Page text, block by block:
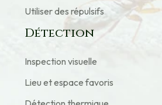
Utiliser des répulsifs
Détection
Inspection visuelle
Lieu et espace favoris